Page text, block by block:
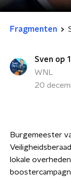
Fragmenten
Sven op 1
WNL
20
Burgemeester
lokale